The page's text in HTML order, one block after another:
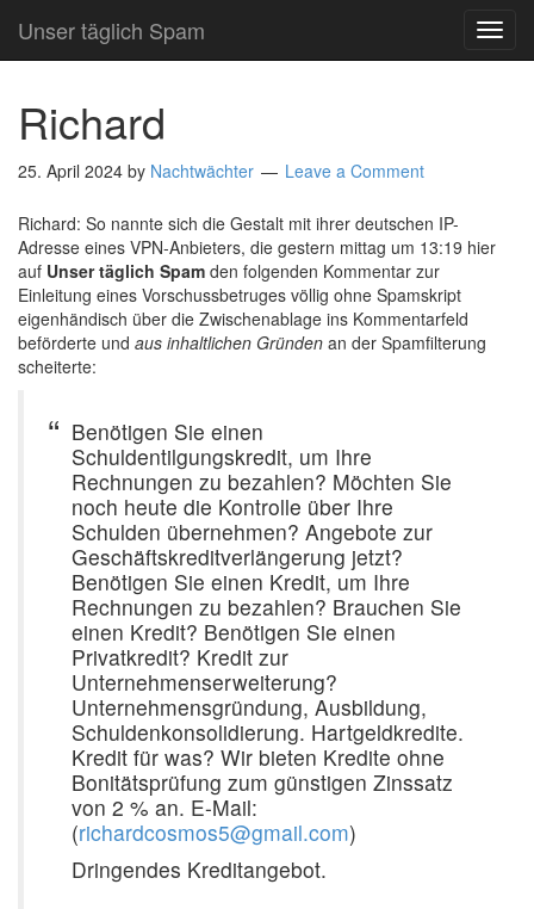
Unser täglich Spam
Richard
25. April 2024 by Nachtwächter Leave a Comment
Richard: So nannte sich die Gestalt mit ihrer deutschen IP-
Adresse eines VPN-Anbieters, die gestern mittag um 13:19 hier
auf Unser täglich Spam den folgenden Kommentar zur
Einleitung eines Vorschussbetruges völlig ohne Spamskript
eigenhändisch über die Zwischenablage ins Kommentarfeld
beförderte und aus inhaltlichen Gründen an der Spamfilterung
scheiterte:
Benötigen Sie einen
Schuldentilgungskredit, um Ihre
Rechnungen zu bezahlen? Möchten Sie
noch heute die Kontrolle über Ihre
Schulden übernehmen? Angebote zur
Geschäftskreditverlängerung jetzt?
Benötigen Sie einen Kredit, um Ihre
Rechnungen zu bezahlen? Brauchen Sie
einen Kredit? Benötigen Sie einen
Privatkredit? Kredit zur
Unternehmenserweiterung?
Unternehmensgründung, Ausbildung,
Schuldenkonsolidierung. Hartgeldkredite.
Kredit für was? Wir bieten Kredite ohne
Bonitätsprüfung zum günstigen Zinssatz
von 2 % an. E-Mail:
(richardcosmos5@gmail.com)
Dringendes Kreditangebot.